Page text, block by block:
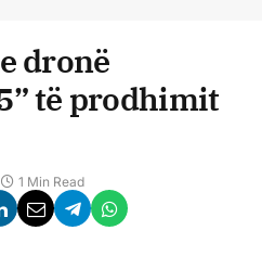
dronë
të prodhimit
1 Min Read